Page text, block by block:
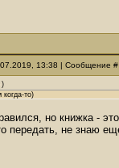
13:38 | Сообщение #
)
то)
но книжка -
передать, не знаю